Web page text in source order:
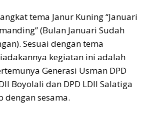
tema Janur Kuning “Januari
(Bulan Januari Sudah
Sesuai dengan tema
kegiatan ini adalah
Generasi Usman DPD
Boyolali dan DPD LDII Salatiga
dengan sesama.